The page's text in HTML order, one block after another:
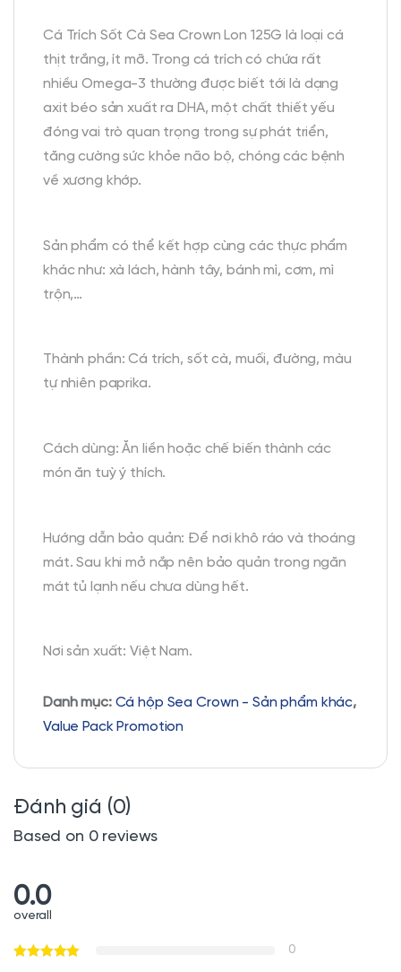
Cá Trích Sốt Cà Sea Crown Lon 125G là loại cá
thịt trắng, ít mỡ. Trong cá trích có chứa rất
nhiều Omega-3 thường được biết tới là dạng
axit béo sản xuất ra DHA, một chất thiết yếu
đóng vai trò quan trọng trong sự phát triển,
tăng cường sức khỏe não bộ, chóng các bệnh
về xương khớp.
Sản phẩm có thể kết hợp cùng các thực phẩm
khác như: xà lách, hành tây, bánh mì, cơm, mì
trộn,…
Thành phần: Cá trích, sốt cà, muối, đường, màu
tự nhiên paprika.
Cách dùng: Ăn liền hoặc chế biến thành các
món ăn tuỳ ý thích.
Hướng dẫn bảo quản: Để nơi khô ráo và thoáng
mát. Sau khi mở nắp nên bảo quản trong ngăn
mát tủ lạnh nếu chưa dùng hết.
Nơi sản xuất: Việt Nam.
Danh mục: Cá hộp Sea Crown - Sản phẩm khác,
Value Pack Promotion
Đánh giá (0)
Based on 0 reviews
0.0
overall
0